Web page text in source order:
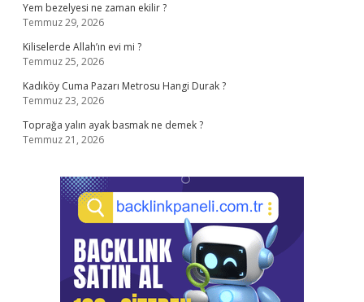
Yem bezelyesi ne zaman ekilir ?
Temmuz 29, 2026
Kiliselerde Allah’ın evi mi ?
Temmuz 25, 2026
Kadıköy Cuma Pazarı Metrosu Hangi Durak ?
Temmuz 23, 2026
Toprağa yalın ayak basmak ne demek ?
Temmuz 21, 2026